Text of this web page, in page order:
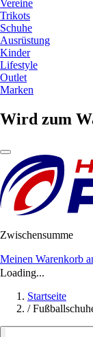
Vereine
Trikots
Schuhe
Ausrüstung
Kinder
Lifestyle
Outlet
Marken
Wird zum
Zwischensumme
Meinen Warenkorb
Loading...
Startseite
/